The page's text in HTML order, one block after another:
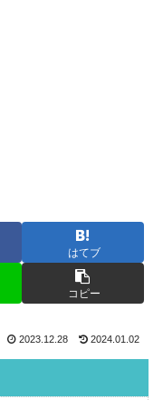
はてブ
コピー
2023.12.28 2024.01.02